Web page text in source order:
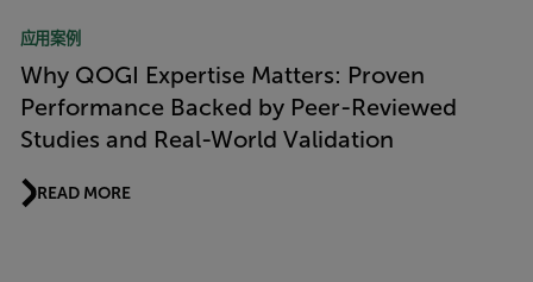
应用案例
Why QOGI Expertise Matters: Proven
Performance Backed by Peer-Reviewed
Studies and Real-World Validation
READ MORE